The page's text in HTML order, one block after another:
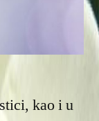
kao i u